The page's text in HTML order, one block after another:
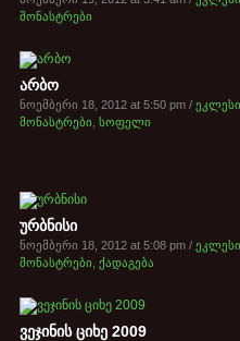
მონასტრები
არბო
ნოემბერი 18, 2012 at 5:50 pm /
მონასტრები სოფელი
ურბნისი
ნოემბერი 18, 2012 at 5:08 pm /
მონასტრები ქადაგება
ვეჯინის ციხე 2009